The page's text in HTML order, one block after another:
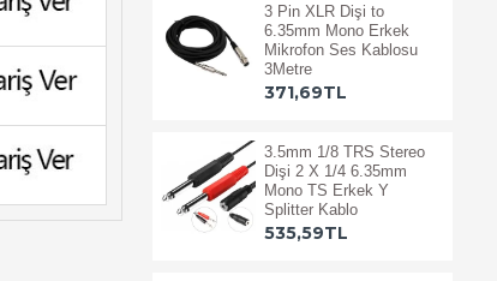
3 Pin XLR Dişi to
6.35mm Mono Erkek
Mikrofon Ses Kablosu
3Metre
371,69TL
3.5mm 1/8 TRS Stereo
Dişi 2 X 1/4 6.35mm
Mono TS Erkek Y
Splitter Kablo
535,59TL